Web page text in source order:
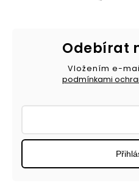
Odebírat
Vložením e-
podmínkami